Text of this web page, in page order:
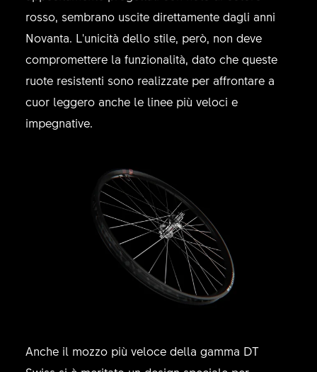
rosso, sembrano uscite direttamente dagli anni
Novanta. L'unicità dello stile, però, non deve
compromettere la funzionalità, dato che queste
ruote resistenti sono realizzate per affrontare a
cuor leggero anche le linee più veloci e
impegnative.
Anche il mozzo più veloce della gamma DT